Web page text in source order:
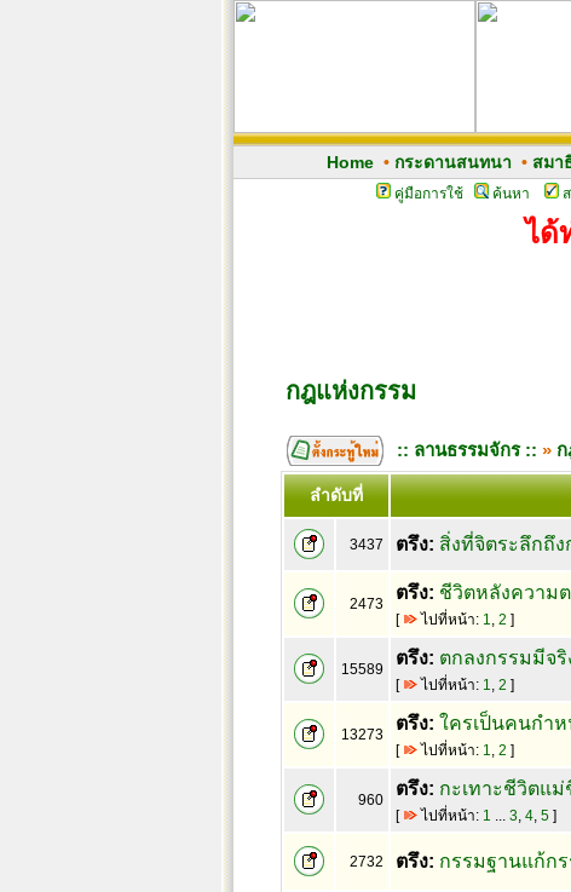
Home• กระดานสนทนา • สมา
คู่มือการใช้ ค้นหา
ได้
กฎแห่งกรรม
:: ลานธรรมจักร :: »
ลำดับที่
3437 ตรึง: สิ่งที่จิตระลึกถึ
2473
ตรึง: ชีวิตหลังความต
[ ไปที่หน้า: 1, 2 ]
15589
ตรึง: ตกลงกรรมมีจริ
[ ไปที่หน้า: 1, 2 ]
13273
ตรึง: ใครเป็นคนกำห
[ ไปที่หน้า: 1, 2 ]
960
ตรึง: กะเทาะชีวิตแม่
[ ไปที่หน้า: 1 ... 3, 4, 5]
2732 ตรึง: กรรมฐานแก้ก